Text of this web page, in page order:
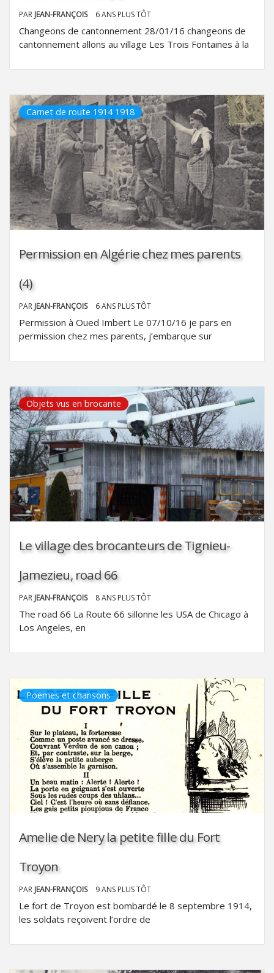
PAR JEAN-FRANÇOIS 6 ANS PLUS TÔT
Changeons de cantonnement 28/01/16 changeons de
cantonnement allons au village Les Trois Fontaines à la
Carnet de route 1914 1918
Permission en Algérie chez mes parents
(4)
PAR JEAN-FRANÇOIS 6 ANS PLUS TÔT
Permission à Oued Imbert Le 07/10/16 je pars en
permission chez mes parents, j’embarque sur
Objets vus en brocante
Le village des brocanteurs de Tignieu-
Jamezieu, road 66
PAR JEAN-FRANÇOIS 8 ANS PLUS TÔT
The road 66 La Route 66 sillonne les USA de Chicago à
Los Angeles, en
Poemes et chansons
Amelie de Nery la petite fille du Fort
Troyon
PAR JEAN-FRANÇOIS 9 ANS PLUS TÔT
Le fort de Troyon est bombardé le 8 septembre 1914,
les soldats reçoivent l’ordre de